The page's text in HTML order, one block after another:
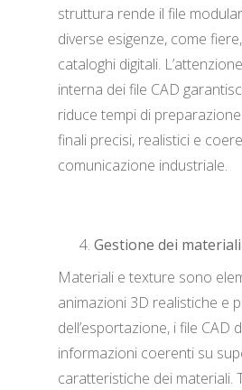
struttura rende il file
diverse esigenze, come
cataloghi digitali.
interna dei file CAD
riduce tempi di
finali precisi, realistici e
comunicazione industriale.
Gestione dei
Materiali e texture sono
animazioni 3D realistiche e
dell’esportazione, i file CAD
informazioni coerenti su
caratteristiche dei materiali.